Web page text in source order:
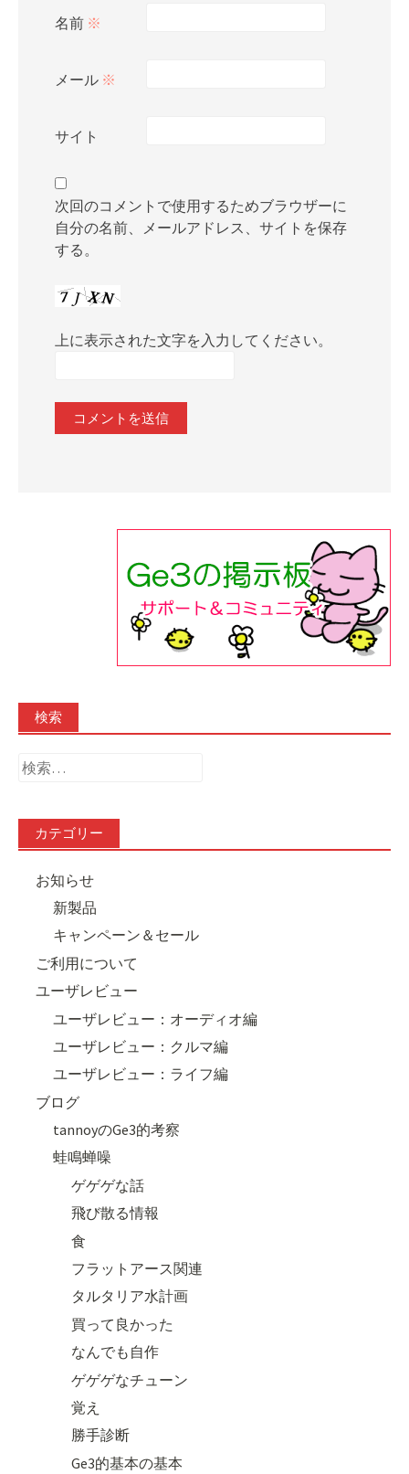
名前 ※
メール ※
サイト
次回のコメントで使用するためブラウザーに
自分の名前、メールアドレス、サイトを保存
する。
上に表示された文字を入力してください。
検索
検
カテゴリー
お知らせ
新製品
キャンペーン＆セール
ご利用について
ユーザレビュー
ユーザレビュー：オーディオ編
ユーザレビュー：クルマ編
ユーザレビュー：ライフ編
ブログ
tannoyのGe3的考察
蛙鳴蝉噪
ゲゲゲな話
飛び散る情報
食
フラットアース関連
タルタリア水計画
買って良かった
なんでも自作
ゲゲゲなチューン
覚え
勝手診断
Ge3的基本の基本